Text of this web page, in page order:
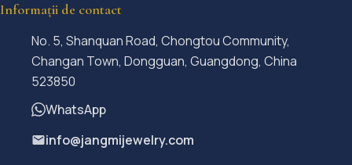
Informații de contact
No. 5, Shanquan Road, Chongtou Community,
Changan Town, Dongguan, Guangdong, China
523850
WhatsApp
info@jangmijewelry.com